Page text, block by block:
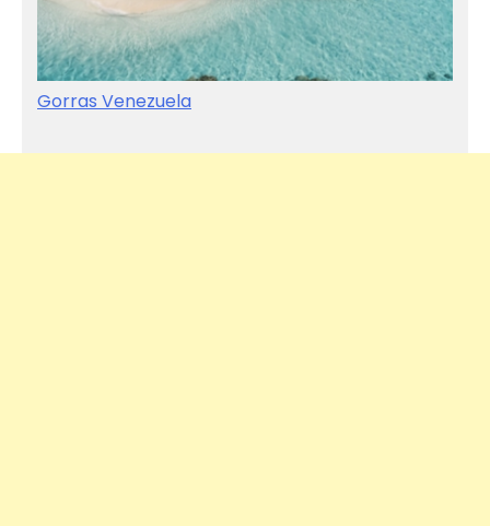
Gorras Venezuela